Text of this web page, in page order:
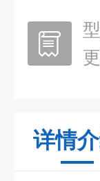
详情